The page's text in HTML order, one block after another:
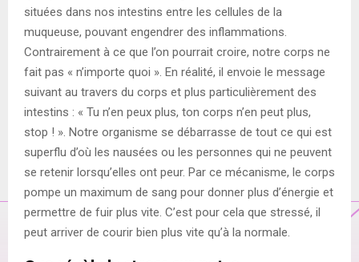
situées dans nos intestins entre les cellules de la
muqueuse, pouvant engendrer des inflammations.
Contrairement à ce que l’on pourrait croire, notre corps ne
fait pas « n’importe quoi ». En réalité, il envoie le message
suivant au travers du corps et plus particulièrement des
intestins : « Tu n’en peux plus, ton corps n’en peut plus,
stop ! ». Notre organisme se débarrasse de tout ce qui est
superflu d’où les nausées ou les personnes qui ne peuvent
se retenir lorsqu’elles ont peur. Par ce mécanisme, le corps
pompe un maximum de sang pour donner plus d’énergie et
permettre de fuir plus vite. C’est pour cela que stressé, il
peut arriver de courir bien plus vite qu’à la normale.